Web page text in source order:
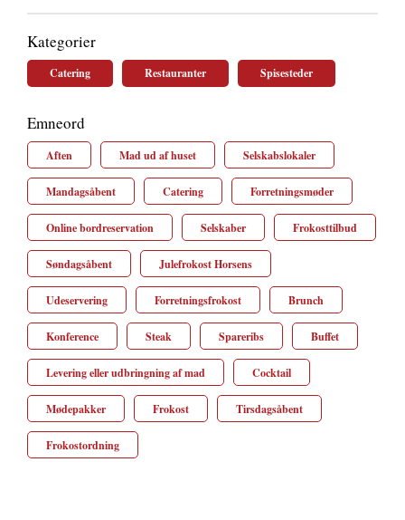
Kategorier
Catering Restauranter Spisesteder
Emneord
Aften Mad ud af huset Selskabslokaler
Mandagsåbent Catering Forretningsmøder
Online bordreservation Selskaber Frokosttilbud
Søndagsåbent Julefrokost Horsens
Udeservering Forretningsfrokost Brunch
Konference Steak Spareribs Buffet
Levering eller udbringning af mad Cocktail
Mødepakker Frokost Tirsdagsåbent
Frokostordning